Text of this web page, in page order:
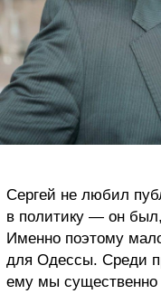
Сергей не любил
в политику — он был,
Именно поэтому
для Одессы. Среди
ему мы существенно